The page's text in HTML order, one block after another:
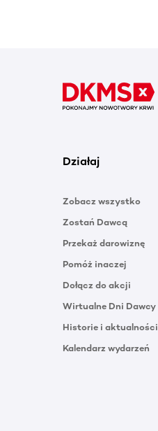
Działaj
Zobacz wszystko
Zostań Dawcą
Przekaż darowiznę
Pomóż inaczej
Dołącz do akcji
Wirtualne Dni Dawcy
Historie i aktualności
Kalendarz wydarzeń